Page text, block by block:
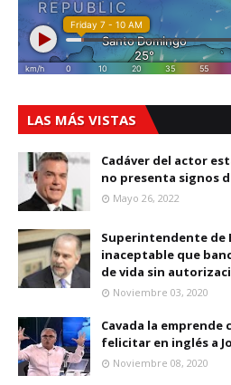
LAS MÁS VISTAS
Cadáver del actor
no presenta signos
Mayo 26, 2022
Superintendente de
inaceptable que
de vida sin
Noviembre 03, 2020
Cavada la
felicitar en inglés a
Noviembre 08, 2020